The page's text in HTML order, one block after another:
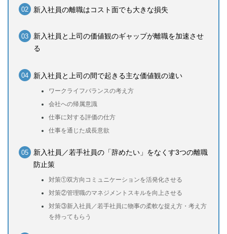
新入社員の離職はコスト面でも大きな損失
新入社員と上司の価値観のギャップが離職を加速させ
る
新入社員と上司の間で起きる主な価値観の違い
ワークライフバランスの考え方
会社への帰属意識
仕事に対する評価の仕方
仕事を通じた成長意欲
新入社員／若手社員の「辞めたい」をなくす3つの離職
防止策
対策①双方向コミュニケーションを活発化させる
対策②管理職のマネジメントスキルを向上させる
対策③新入社員／若手社員に物事の柔軟な捉え方・考え方
を持ってもらう